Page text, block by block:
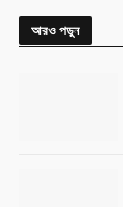
আরও পড়ুন